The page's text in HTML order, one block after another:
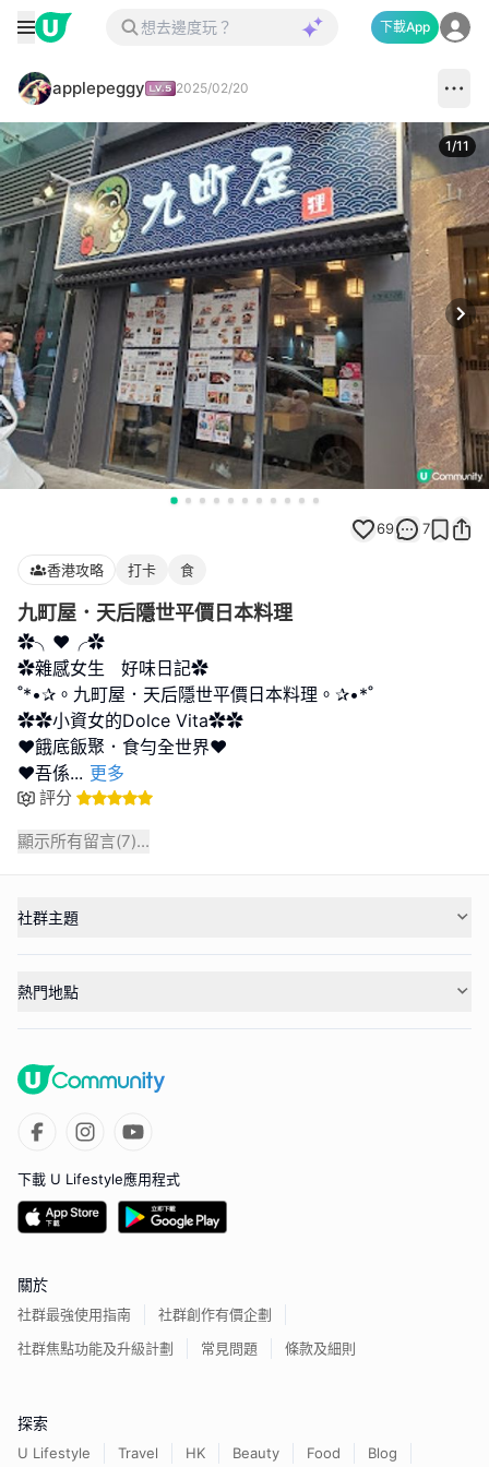
下載App
applepeggy 2025/02/20
1/11
69 7
香港攻略 打卡 食
九町屋．天后隱世平價日本料理
✿╮❤╭✿
✿雜感女生 好味日記✿
˚*•✰。九町屋．天后隱世平價日本料理。✰•*˚
✿✿小資女的Dolce Vita✿✿
❤餓底飯聚．食勻全世界❤
❤吾係... 更多
評分
顯示所有留言(7)...
社群主題
熱門地點
下載 U Lifestyle應用程式
關於
社群最強使用指南
社群創作有價企劃
社群焦點功能及升級計劃
常見問題 條款及細則
探索
U Lifestyle Travel HK Beauty Food Blog